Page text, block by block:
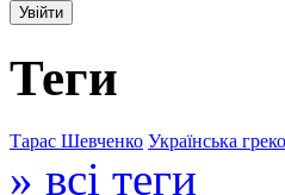
Теги
Тарас Шевченко Українська
» всі теги